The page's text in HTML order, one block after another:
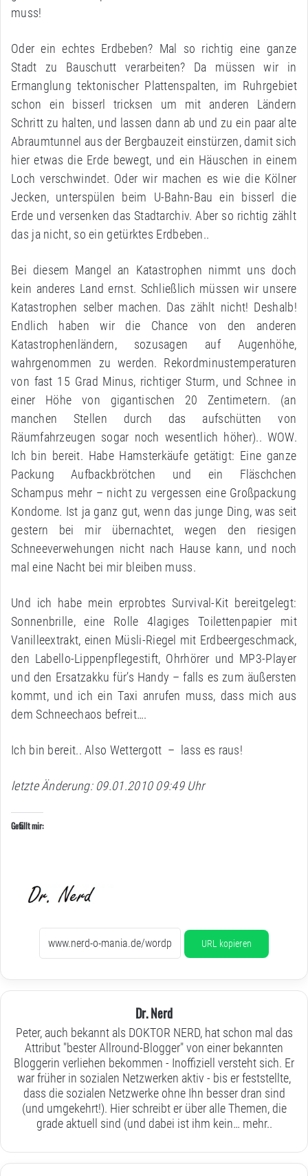
muss!
Oder ein echtes Erdbeben? Mal so richtig eine ganze
Stadt zu Bauschutt verarbeiten? Da müssen wir in
Ermanglung tektonischer Plattenspalten, im Ruhrgebiet
schon ein bisserl tricksen um mit anderen Ländern
Schritt zu halten, und lassen dann ab und zu ein paar alte
Abraumtunnel aus der Bergbauzeit einstürzen, damit sich
hier etwas die Erde bewegt, und ein Häuschen in einem
Loch verschwindet. Oder wir machen es wie die Kölner
Jecken, unterspülen beim U-Bahn-Bau ein bisserl die
Erde und versenken das Stadtarchiv. Aber so richtig zählt
das ja nicht, so ein getürktes Erdbeben..
Bei diesem Mangel an Katastrophen nimmt uns doch
kein anderes Land ernst. Schließlich müssen wir unsere
Katastrophen selber machen. Das zählt nicht! Deshalb!
Endlich haben wir die Chance von den anderen
Katastrophenländern, sozusagen auf Augenhöhe,
wahrgenommen zu werden. Rekordminustemperaturen
von fast 15 Grad Minus, richtiger Sturm, und Schnee in
einer Höhe von gigantischen 20 Zentimetern. (an
manchen Stellen durch das aufschütten von
Räumfahrzeugen sogar noch wesentlich höher).. WOW.
Ich bin bereit. Habe Hamsterkäufe getätigt: Eine ganze
Packung Aufbackbrötchen und ein Fläschchen
Schampus mehr – nicht zu vergessen eine Großpackung
Kondome. Ist ja ganz gut, wenn das junge Ding, was seit
gestern bei mir übernachtet, wegen den riesigen
Schneeverwehungen nicht nach Hause kann, und noch
mal eine Nacht bei mir bleiben muss.
Und ich habe mein erprobtes Survival-Kit bereitgelegt:
Sonnenbrille, eine Rolle 4lagiges Toilettenpapier mit
Vanilleextrakt, einen Müsli-Riegel mit Erdbeergeschmack,
den Labello-Lippenpflegestift, Ohrhörer und MP3-Player
und den Ersatzakku für’s Handy – falls es zum äußersten
kommt, und ich ein Taxi anrufen muss, dass mich aus
dem Schneechaos befreit….
Ich bin bereit.. Also Wettergott – lass es raus!
letzte Änderung: 09.01.2010 09:49 Uhr
Gefällt mir:
URL kopieren
Dr. Nerd
Peter, auch bekannt als DOKTOR NERD, hat schon mal das
Attribut "bester Allround-Blogger" von einer bekannten
Bloggerin verliehen bekommen - Inoffiziell versteht sich. Er
war früher in sozialen Netzwerken aktiv - bis er feststellte,
dass die sozialen Netzwerke ohne Ihn besser dran sind
(und umgekehrt!). Hier schreibt er über alle Themen, die
grade aktuell sind (und dabei ist ihm kein… mehr..